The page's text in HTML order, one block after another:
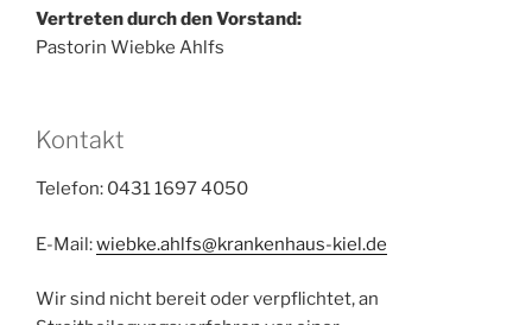
Vertreten durch den Vorstand:
Pastorin Wiebke Ahlfs
Kontakt
Telefon: 0431 1697 4050
E-Mail:wiebke.ahlfs@krankenhaus-kiel.de
Wir sind nicht bereit oder verpflichtet, an